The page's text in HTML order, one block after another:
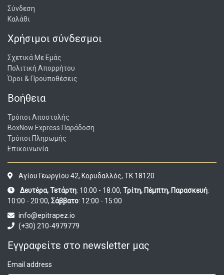
Σύνδεση
Καλάθι
Χρήσιμοι σύνδεσμοι
Σχετικά Με Εμάς
Πολιτική Απορρήτου
Όροι & Προϋποθέσεις
Βοήθεια
Τρόποι Αποστολής
BoxNow Express Παράδοση
Τρόποι Πληρωμής
Επικοινωνία
Αγίου Γεωργίου 42, Κορυδαλλός, ΤΚ 18120
Δευτέρα, Τετάρτη: 10:00 - 18:00, Τρίτη, Πέμπτη, Παρασκευή:
10:00 - 20:00, Σάββατο: 12:00 - 15:00
info@epitrapez.io
(+30) 210-4979779
Εγγραφείτε στο newsletter μας
Email address